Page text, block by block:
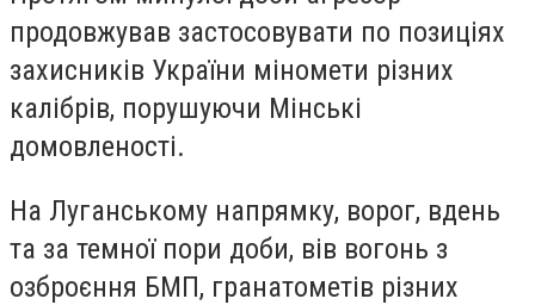
продовжував застосовувати по позиціях
захисників України міномети різних
калібрів, порушуючи Мінські
домовленості.
На Луганському напрямку, ворог, вдень
та за темної пори доби, вів вогонь з
озброєння БМП, гранатометів різних